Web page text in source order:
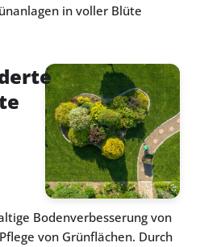
in voller Blüte
Bodenverbesserung von
von Grünflächen. Durch